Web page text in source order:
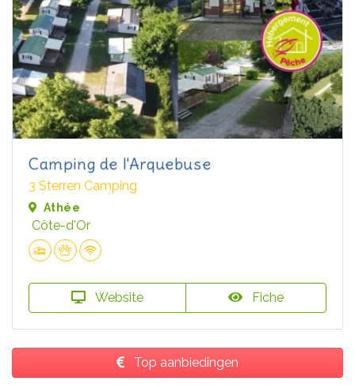
Camping de l'Arquebuse
3 Sterren Camping
Athée
Côte-d'Or
Website Fiche
Top aanbiedingen